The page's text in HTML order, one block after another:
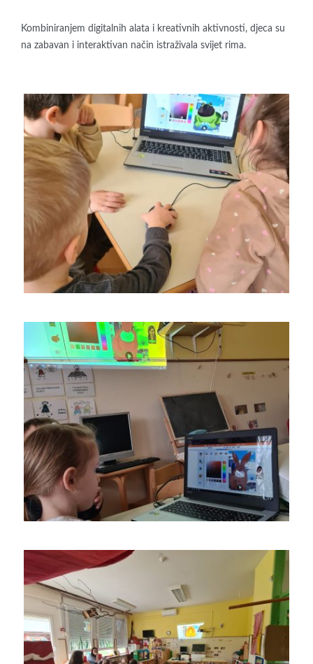
Kombiniranjem digitalnih alata i kreativnih aktivnosti, djeca su
na zabavan i interaktivan način istraživala svijet rima.